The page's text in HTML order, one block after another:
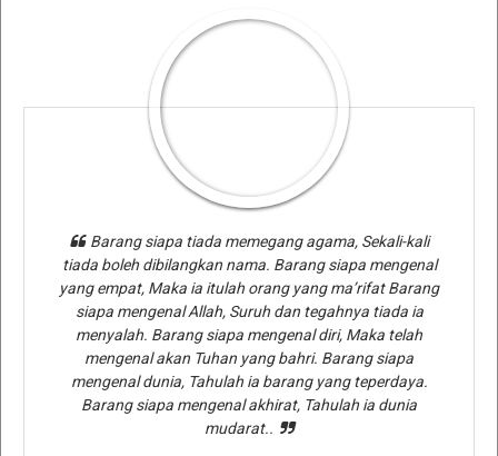
Barang siapa tiada memegang agama, Sekali-kali
tiada boleh dibilangkan nama. Barang siapa mengenal
yang empat, Maka ia itulah orang yang ma’rifat Barang
siapa mengenal Allah, Suruh dan tegahnya tiada ia
menyalah. Barang siapa mengenal diri, Maka telah
mengenal akan Tuhan yang bahri. Barang siapa
mengenal dunia, Tahulah ia barang yang teperdaya.
Barang siapa mengenal akhirat, Tahulah ia dunia
mudarat..